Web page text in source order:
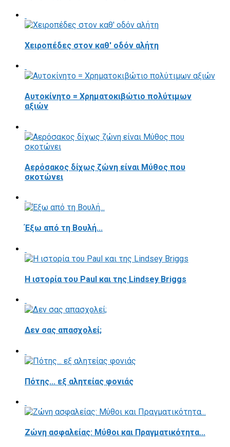
Χειροπέδες στον καθ' οδόν αλήτη
Αυτοκίνητο = Χρηματοκιβώτιο πολύτιμων
αξιών
Αερόσακος δίχως ζώνη είναι Μύθος που
σκοτώνει
Έξω από τη Βουλή...
Η ιστορία του Paul και της Lindsey Briggs
Δεν σας απασχολεί;
Πότης... εξ αλητείας φονιάς
Ζώνη ασφαλείας: Μύθοι και Πραγματικότητα...